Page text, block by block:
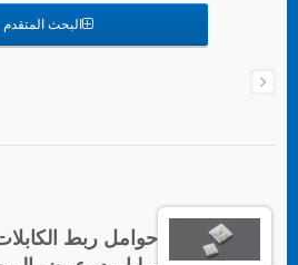
البحث المتقدم
حوامل ربط